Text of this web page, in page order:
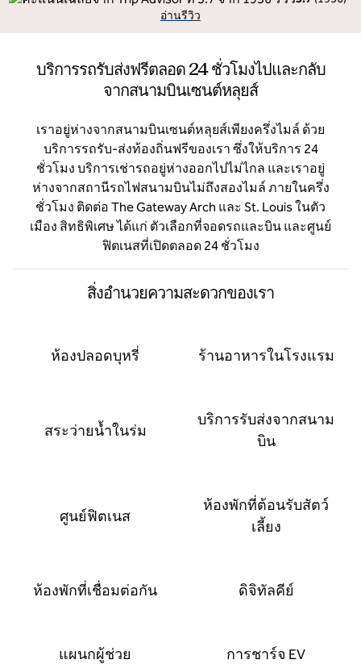
อ่านรีวิว
บริการรถรับส่งฟรีตลอด 24 ชั่วโมงไปและกลับ
จากสนามบินเซนต์หลุยส์
เราอยู่ห่างจากสนามบินเซนต์หลุยส์เพียงครึ่งไมล์ ด้วย
บริการรถรับ-ส่งท้องถิ่นฟรีของเรา ซึ่งให้บริการ 24
ชั่วโมง บริการเช่ารถอยู่ห่างออกไปไม่ไกล และเราอยู่
ห่างจากสถานีรถไฟสนามบินไม่ถึงสองไมล์ ภายในครึ่ง
ชั่วโมง ติดต่อ The Gateway Arch และ St. Louis ในตัว
เมือง สิทธิพิเศษ ได้แก่ ตัวเลือกที่จอดรถและบิน และศูนย์
ฟิตเนสที่เปิดตลอด 24 ชั่วโมง
สิ่งอํานวยความสะดวกของเรา
ห้องปลอดบุหรี่ ร้านอาหารในโรงแรม
สระว่ายน้ำในร่ม
บริการรับส่งจากสนาม
บิน
ศูนย์ฟิตเนส
ห้องพักที่ต้อนรับสัตว์
เลี้ยง
ห้องพักที่เชื่อมต่อกัน ดิจิทัลคีย์
แผนกผู้ช่วย การชาร์จ EV